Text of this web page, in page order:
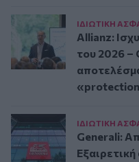
ΙΔΙΩΤΙΚΗ
Allianz:
του 2026 –
ΙΔΙΩΤΙΚΗ
Generali: